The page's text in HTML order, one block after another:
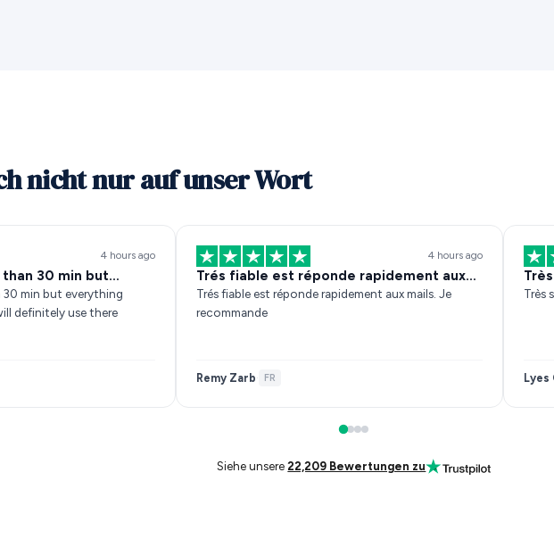
nicht nur auf unser Wort
4 hours ago
30 min but…
min but everything
4 hours ago
Trés fiable est réponde rapidement aux…
Trés fiable est réponde rapidement aux mails. Je
recommande
Remy Zarb· FR
Très
Lyes
Siehe unsere22,209 Bewertungen zu